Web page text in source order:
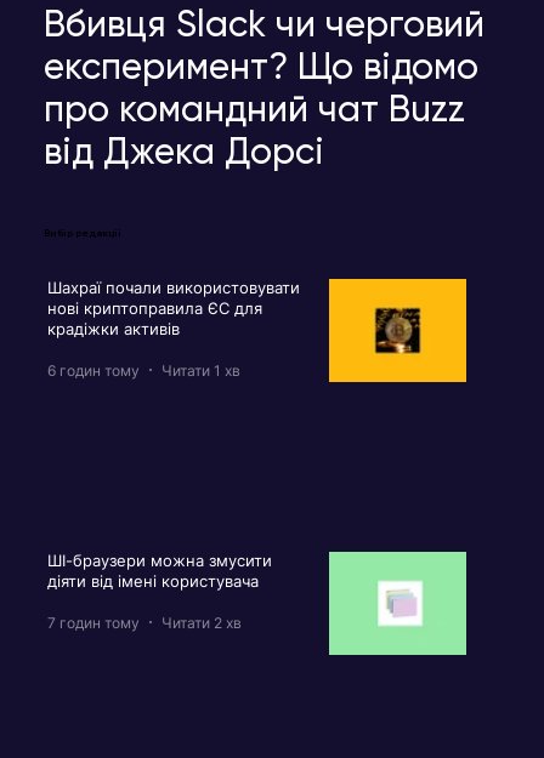
Вбивця Slack чи черговий
експеримент? Що відомо
про командний чат Buzz
від Джека Дорсі
Вибір редакції
Шахраї почали використовувати
нові криптоправила ЄС для
крадіжки активів
6 годин тому Читати 1 хв
ШІ-браузери можна змусити
діяти від імені користувача
7 годин тому Читати 2 хв